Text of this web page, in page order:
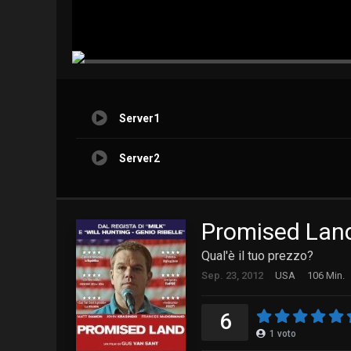
Server1
Server2
Promised
Qual'è il tuo prezzo?
Sep. 23, 2012 USA 106 Min.
6 1 voto